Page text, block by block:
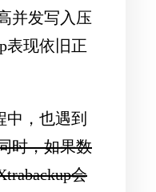
并发写入压
表现依旧正
中，也遇到
时，如果数
会